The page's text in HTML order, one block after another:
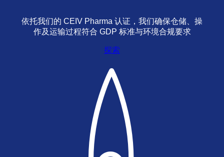
依托我们的 CEIV Pharma 认证，我们确保仓储、操
作及运输过程符合 GDP 标准与环境合规要求
探索